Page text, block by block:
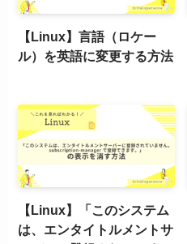
【Linux】言語（ロケー
ル）を英語に変更する方法
【Linux】「このシステム
は、エンタイトルメントサ